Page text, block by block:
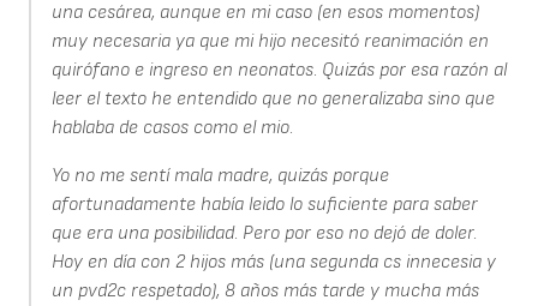
una cesárea, aunque en mi caso (en esos momentos)
muy necesaria ya que mi hijo necesitó reanimación en
quirófano e ingreso en neonatos. Quizás por esa razón al
leer el texto he entendido que no generalizaba sino que
hablaba de casos como el mio.
Yo no me sentí mala madre, quizás porque
afortunadamente había leido lo suficiente para saber
que era una posibilidad. Pero por eso no dejó de doler.
Hoy en día con 2 hijos más (una segunda cs innecesia y
un pvd2c respetado), 8 años más tarde y mucha más